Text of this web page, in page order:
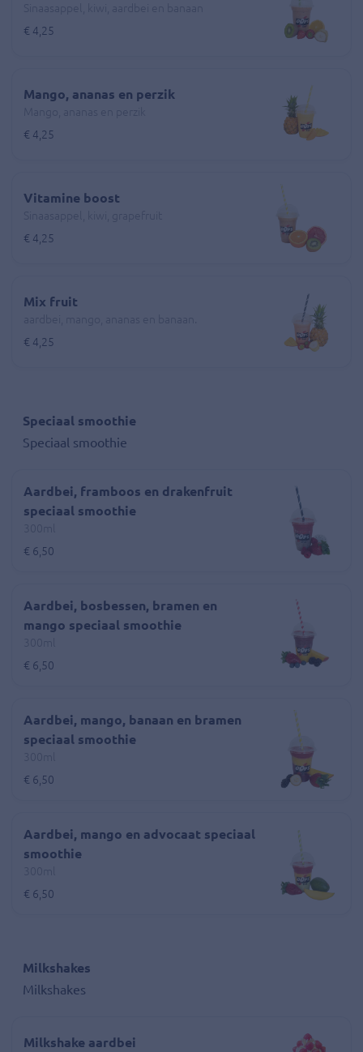
€ 4,25
Mango, ananas en perzik
€ 4,25
Vitamine boost
€ 4,25
Mix fruit
€ 4,25
Speciaal smoothie
Speciaal smoothie
Aardbei, framboos en drakenfruit
speciaal smoothie
€ 6,50
Aardbei, bosbessen, bramen en
mango speciaal smoothie
€ 6,50
Aardbei, mango, banaan en bramen
speciaal smoothie
€ 6,50
Aardbei, mango en advocaat speciaal
smoothie
€ 6,50
Milkshakes
Milkshakes
Milkshake aardbei